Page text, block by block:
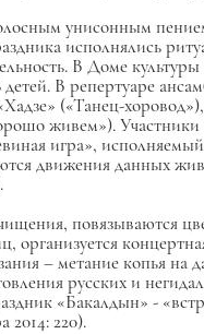
унисонным
исполнялись
В Доме
В репертуаре
(«Танец-
живем»).
игра»,
движения данных
повязываются
организуется
– метание копья на
русских и
«Бакалдын» -
2014: 220).